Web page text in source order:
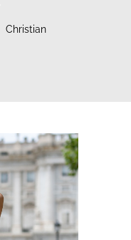
Christian